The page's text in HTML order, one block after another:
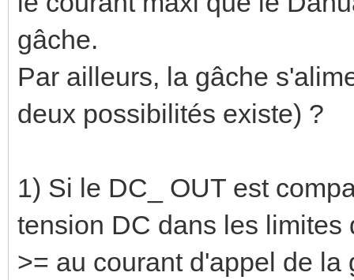
gâche.
Par ailleurs, la gâche
deux possibilités existe) ?
1) Si le DC_ OUT est
tension DC dans les
>= au courant d'appel de la